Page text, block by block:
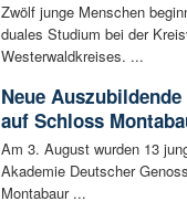
Zwölf junge Menschen
duales Studium bei der
Westerwaldkreises. ...
Neue
auf Schloss
Am 3. August wurden 13
Akademie Deutscher
Montabaur ...